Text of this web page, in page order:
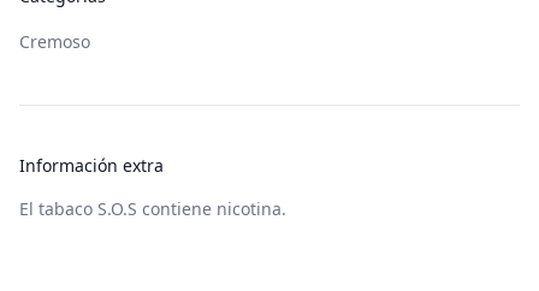
Cremoso
Información extra
El tabaco S.O.S contiene nicotina.